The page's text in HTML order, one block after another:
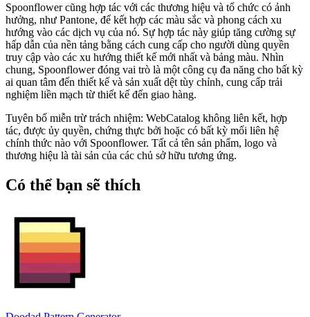
Spoonflower cũng hợp tác với các thương hiệu và tổ chức có ảnh
hưởng, như Pantone, để kết hợp các màu sắc và phong cách xu
hướng vào các dịch vụ của nó. Sự hợp tác này giúp tăng cường sự
hấp dẫn của nền tảng bằng cách cung cấp cho người dùng quyền
truy cập vào các xu hướng thiết kế mới nhất và bảng màu. Nhìn
chung, Spoonflower đóng vai trò là một công cụ đa năng cho bất kỳ
ai quan tâm đến thiết kế và sản xuất dệt tùy chỉnh, cung cấp trải
nghiệm liền mạch từ thiết kế đến giao hàng.
Tuyên bố miễn trừ trách nhiệm: WebCatalog không liên kết, hợp
tác, được ủy quyền, chứng thực bởi hoặc có bất kỳ mối liên hệ
chính thức nào với Spoonflower. Tất cả tên sản phẩm, logo và
thương hiệu là tài sản của các chủ sở hữu tương ứng.
Có thể bạn sẽ thích